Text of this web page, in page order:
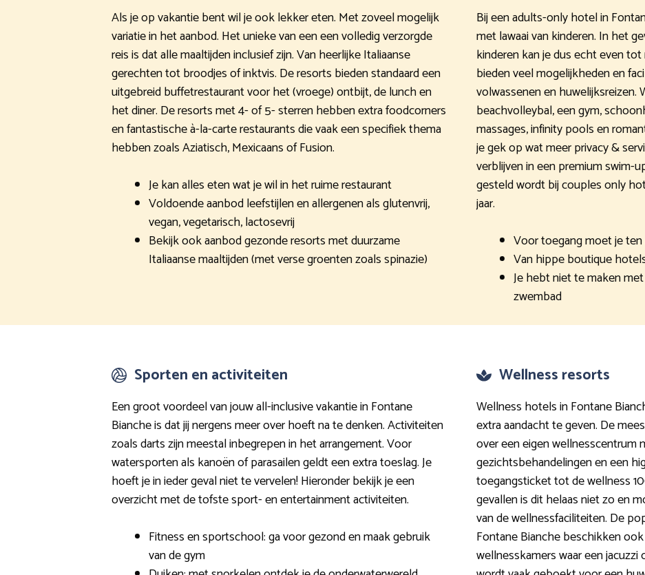
Als je op vakantie bent wil je ook lekker eten. Met zoveel mogelijk
variatie in het aanbod. Het unieke van een een volledig verzorgde
reis is dat alle maaltijden inclusief zijn. Van heerlijke Italiaanse
gerechten tot broodjes of inktvis. De resorts bieden standaard een
uitgebreid buffetrestaurant voor het (vroege) ontbijt, de lunch en
het diner. De resorts met 4- of 5- sterren hebben extra foodcorners
en fantastische à-la-carte restaurants die vaak een specifiek thema
hebben zoals Aziatisch, Mexicaans of Fusion.
Je kan alles eten wat je wil in het ruime restaurant
Voldoende aanbod leefstijlen en allergenen als glutenvrij,
vegan, vegetarisch, lactosevrij
Bekijk ook aanbod gezonde resorts met duurzame
Italiaanse maaltijden (met verse groenten zoals spinazie)
Bij een adults-only hotel in
met lawaai van kinderen. In het
kinderen kan je dus echt even
bieden veel mogelijkheden en
volwassenen en huwelijksreizen.
beachvolleybal, een gym,
massages, infinity pools en
je gek op wat meer privacy &
verblijven in een premium swim-
gesteld wordt bij couples only
jaar.
Voor toegang moet je ten
Van hippe boutique
Je hebt niet te maken
zwembad
Sporten en activiteiten
Een groot voordeel van jouw all-inclusive vakantie in Fontane
Bianche is dat jij nergens meer over hoeft na te denken. Activiteiten
zoals darts zijn meestal inbegrepen in het arrangement. Voor
watersporten als kanoën of parasailen geldt een extra toeslag. Je
hoeft je in ieder geval niet te vervelen! Hieronder bekijk je een
overzicht met de tofste sport- en entertainment activiteiten.
Fitness en sportschool: ga voor gezond en maak gebruik
van de gym
Wellness resorts
Wellness hotels in Fontane
extra aandacht te geven. De
over een eigen
gezichtsbehandelingen en een
toegangsticket tot de wellness
gevallen is dit helaas niet zo en
van de wellnessfaciliteiten. De
Fontane Bianche beschikken
wellnesskamers waar een